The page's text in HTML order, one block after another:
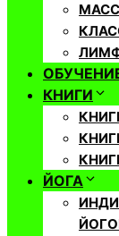
КНИГИ
ЙОГА